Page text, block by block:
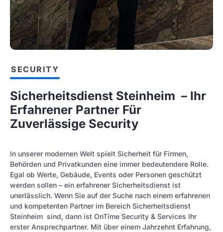
SECURITY
Sicherheitsdienst Steinheim – Ihr
Erfahrener Partner Für
Zuverlässige Security
In unserer modernen Welt spielt Sicherheit für Firmen,
Behörden und Privatkunden eine immer bedeutendere Rolle.
Egal ob Werte, Gebäude, Events oder Personen geschützt
werden sollen – ein erfahrener Sicherheitsdienst ist
unerlässlich. Wenn Sie auf der Suche nach einem erfahrenen
und kompetenten Partner im Bereich Sicherheitsdienst
Steinheim sind, dann ist OnTime Security & Services Ihr
erster Ansprechpartner. Mit über einem Jahrzehnt Erfahrung,